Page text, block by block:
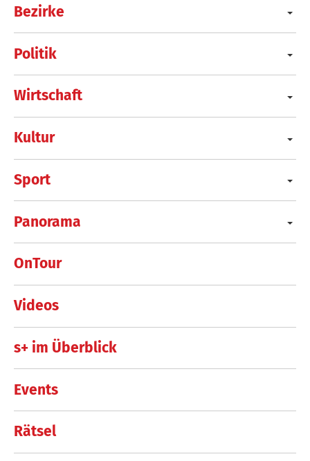
Bezirke
Politik
Wirtschaft
Kultur
Sport
Panorama
OnTour
Videos
s+ im Überblick
Events
Rätsel